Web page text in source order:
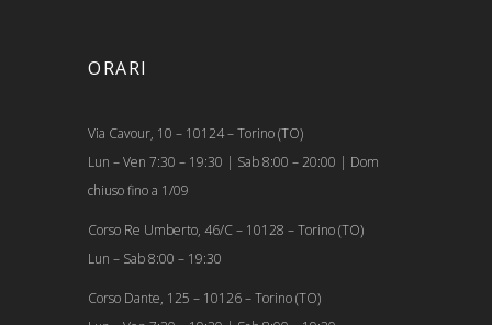
ORARI
Via Cavour, 10 – 10124 – Torino (TO)
Lun – Ven 7:30 – 19:30 | Sab 8:00 – 20:00 | Dom
chiuso fino a 1/09
Corso Re Umberto, 46/C – 10128 – Torino (TO)
Lun – Sab 8:00 – 19:30
Corso Dante, 125 – 10126 – Torino (TO)